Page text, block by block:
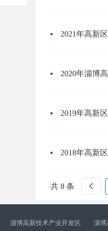
2021年高新
2020年淄博
2019年高新
2018年高新
共 8 条
淄博高新技术产业开发区 淄博